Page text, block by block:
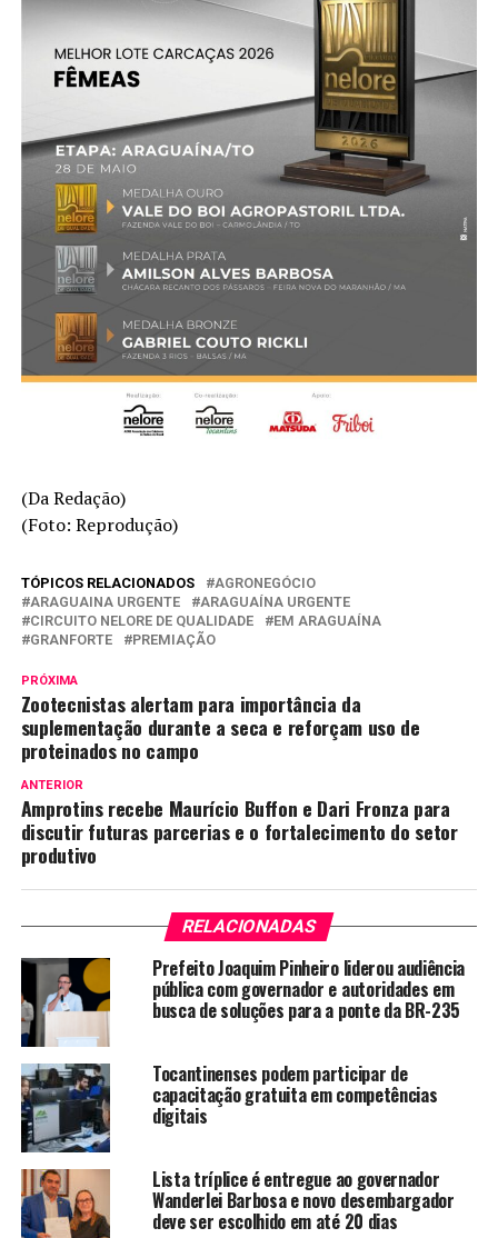
(Da Redação)
(Foto: Reprodução)
TÓPICOS RELACIONADOS
AGRONEGÓCIO
ARAGUAINA URGENTE
ARAGUAÍNA URGENTE
CIRCUITO NELORE DE QUALIDADE
EM ARAGUAÍNA
GRANFORTE
PREMIAÇÃO
PRÓXIMA
Zootecnistas alertam para importância da
suplementação durante a seca e reforçam uso de
proteinados no campo
ANTERIOR
Amprotins recebe Maurício Buffon e Dari Fronza para
discutir futuras parcerias e o fortalecimento do setor
produtivo
RELACIONADAS
Prefeito Joaquim Pinheiro liderou audiência
pública com governador e autoridades em
busca de soluções para a ponte da BR-235
Tocantinenses podem participar de
capacitação gratuita em competências
digitais
Lista tríplice é entregue ao governador
Wanderlei Barbosa e novo desembargador
deve ser escolhido em até 20 dias